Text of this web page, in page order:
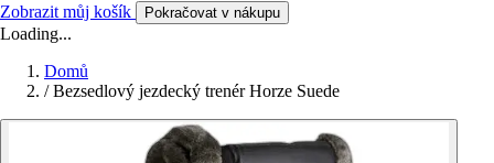
Zobrazit můj košík Pokračovat v nákupu
Loading...
Domů
/ Bezsedlový jezdecký trenér Horze Suede